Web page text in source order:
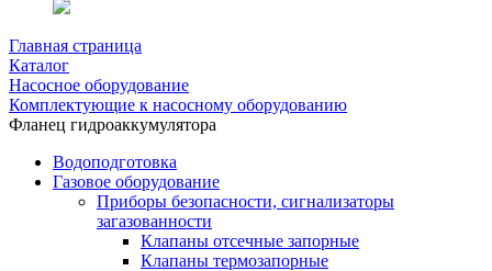
Главная страница
Каталог
Насосное оборудование
Комплектующие к насосному оборудованию
Фланец гидроаккумулятора
Водоподготовка
Газовое оборудование
Приборы безопасности, сигнализаторы
загазованности
Клапаны отсечные запорные
Клапаны термозапорные